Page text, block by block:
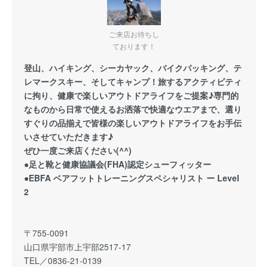
ご来店お待ちし
ております！
登山、ハイキング、シーカヤック、バイクパッキング、テ
レマークスキー、そしてキャンプ！旅するアクティビティ
に拘り、健康で楽しいアウトドアライフをご提案♪専門的
なものから日常で使えるお洒落で快適なウエアまで、選り
すぐりの品揃えで皆様の楽しいアウトドアライフをお手伝
いさせていただきます♪
ぜひ一度ご来店ください(^^)
●足と靴と健康協議会(FHA)認定シューフィッター
●EBFA ベアフットトレーニングスペシャリスト ー Level
2
〒755-0091
山口県宇部市上宇部2517-17
TEL／0836-21-0139